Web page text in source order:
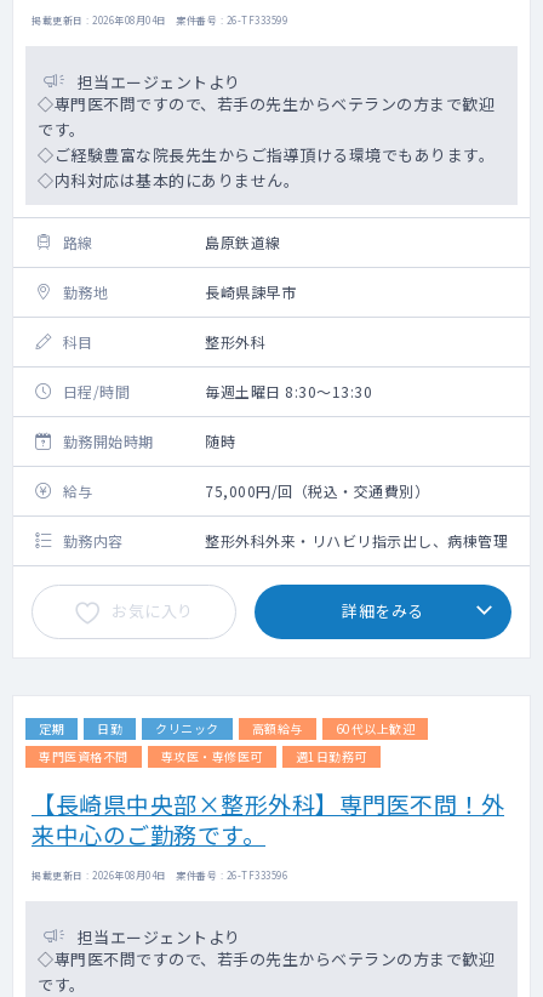
掲載更新日 : 2026年08月04日 案件番号 : 26-TF333599
担当エージェントより
◇専門医不問ですので、若手の先生からベテランの方まで歓迎
です。
◇ご経験豊富な院長先生からご指導頂ける環境でもあります。
◇内科対応は基本的にありません。
路線 島原鉄道線
勤務地 長崎県諫早市
科目 整形外科
日程/時間 毎週土曜日 8:30～13:30
勤務開始時期 随時
給与 75,000円/回（税込・交通費別）
勤務内容 整形外科外来・リハビリ指示出し、病棟管理
お気に入り 詳細をみる
定期 日勤 クリニック 高額給与
60代以上歓迎
専門医資格不問
専攻医・専修医可 週1日勤務可
【長崎県中央部×整形外科】専門医不問！外
来中心のご勤務です。
掲載更新日 : 2026年08月04日 案件番号 : 26-TF333596
担当エージェントより
◇専門医不問ですので、若手の先生からベテランの方まで歓迎
です。